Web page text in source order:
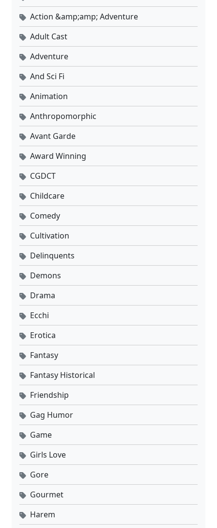
Action &amp;amp; Adventure
Adult Cast
Adventure
And Sci Fi
Animation
Anthropomorphic
Avant Garde
Award Winning
CGDCT
Childcare
Comedy
Cultivation
Delinquents
Demons
Drama
Ecchi
Erotica
Fantasy
Fantasy Historical
Friendship
Gag Humor
Game
Girls Love
Gore
Gourmet
Harem